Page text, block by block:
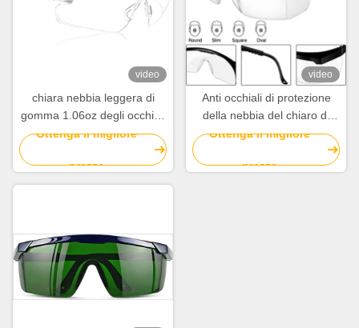
video
chiara nebbia leggera di
gomma 1.06oz degli occhiali
di protezione di protezione
Ottenga il migliore
prezzo
video
Anti occhiali di protezione
della nebbia del chiaro di
protezione degli occhi graffio
protezione anti
Ottenga il migliore
prezzo